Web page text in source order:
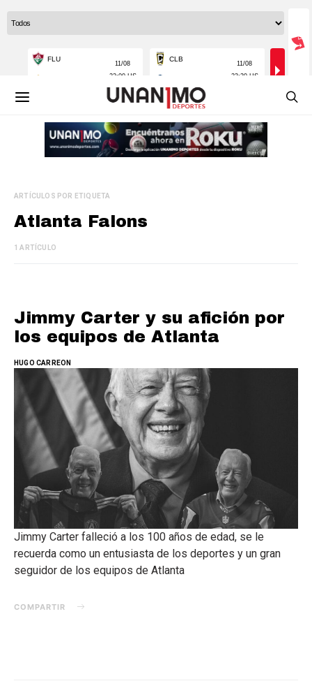
ARTÍCULOS POR ETIQUETA
Atlanta Falons
1 ARTÍCULO
Jimmy Carter y su afición por
los equipos de Atlanta
HUGO CARREON
Jimmy Carter falleció a los 100 años de edad, se le
recuerda como un entusiasta de los deportes y un gran
seguidor de los equipos de Atlanta
COMPARTIR